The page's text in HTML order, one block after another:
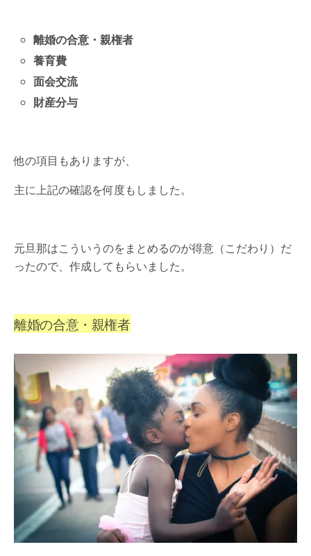
離婚の合意・親権者
養育費
面会交流
財産分与
他の項目もありますが、
主に上記の確認を何度もしました。
元旦那はこういうのをまとめるのが得意（こだわり）だ
ったので、作成してもらいました。
離婚の合意・親権者